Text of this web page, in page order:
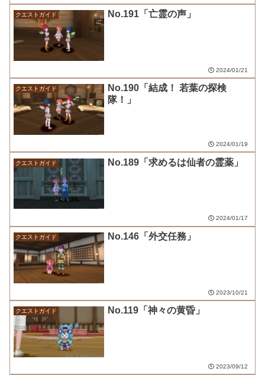
クエストガイド No.191「亡霊の声」
2024/01/21
クエストガイド
No.190「結成！ 若葉の探検
隊！」
2024/01/19
クエストガイド No.189「求めるは仙者の霊薬」
2024/01/17
クエストガイド No.146「外交任務」
2023/10/21
クエストガイド No.119「神々の黄昏」
2023/09/12